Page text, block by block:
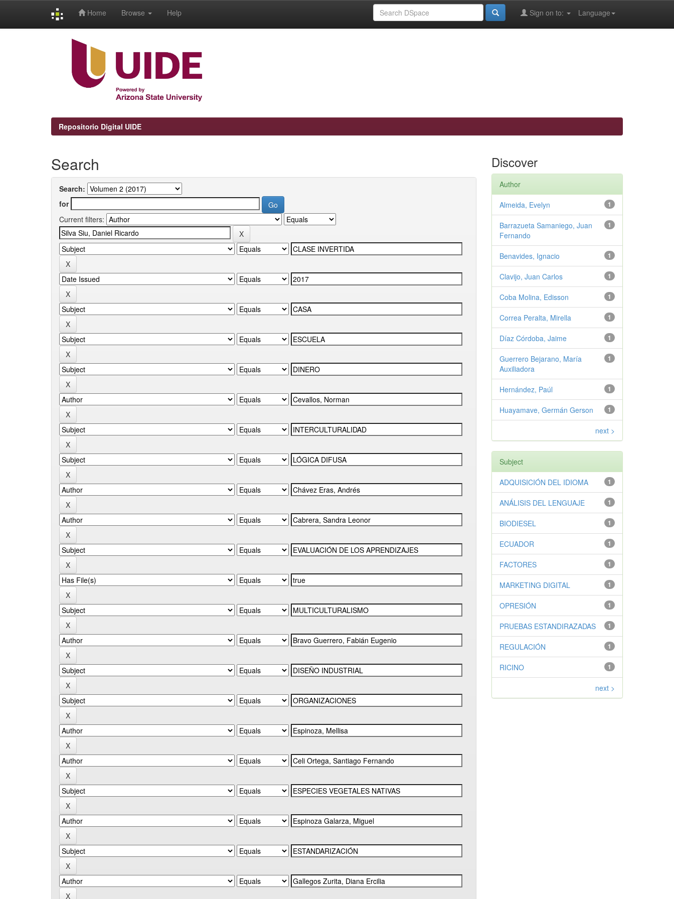
Home Browse Help Language
Sign on to:
Repositorio Digital UIDE
Search
Search:
for
Current filters:
Discover
Author
1
Almeida, Evelyn
1
Barrazueta Samaniego, Juan
Fernando
1
Benavides, Ignacio
1
Clavijo, Juan Carlos
1
Coba Molina, Edisson
1
Correa Peralta, Mirella
1
Díaz Córdoba, Jaime
1
Guerrero Bejarano, María
Auxiliadora
1
Hernández, Paúl
1
Huayamave, Germán Gerson
next >
Subject
1
ADQUISICIÓN DEL IDIOMA
1
ANÁLISIS DEL LENGUAJE
1
BIODIESEL
1
ECUADOR
1
FACTORES
1
MARKETING DIGITAL
1
OPRESIÓN
1
PRUEBAS ESTANDIRAZADAS
1
REGULACIÓN
1
RICINO
next >